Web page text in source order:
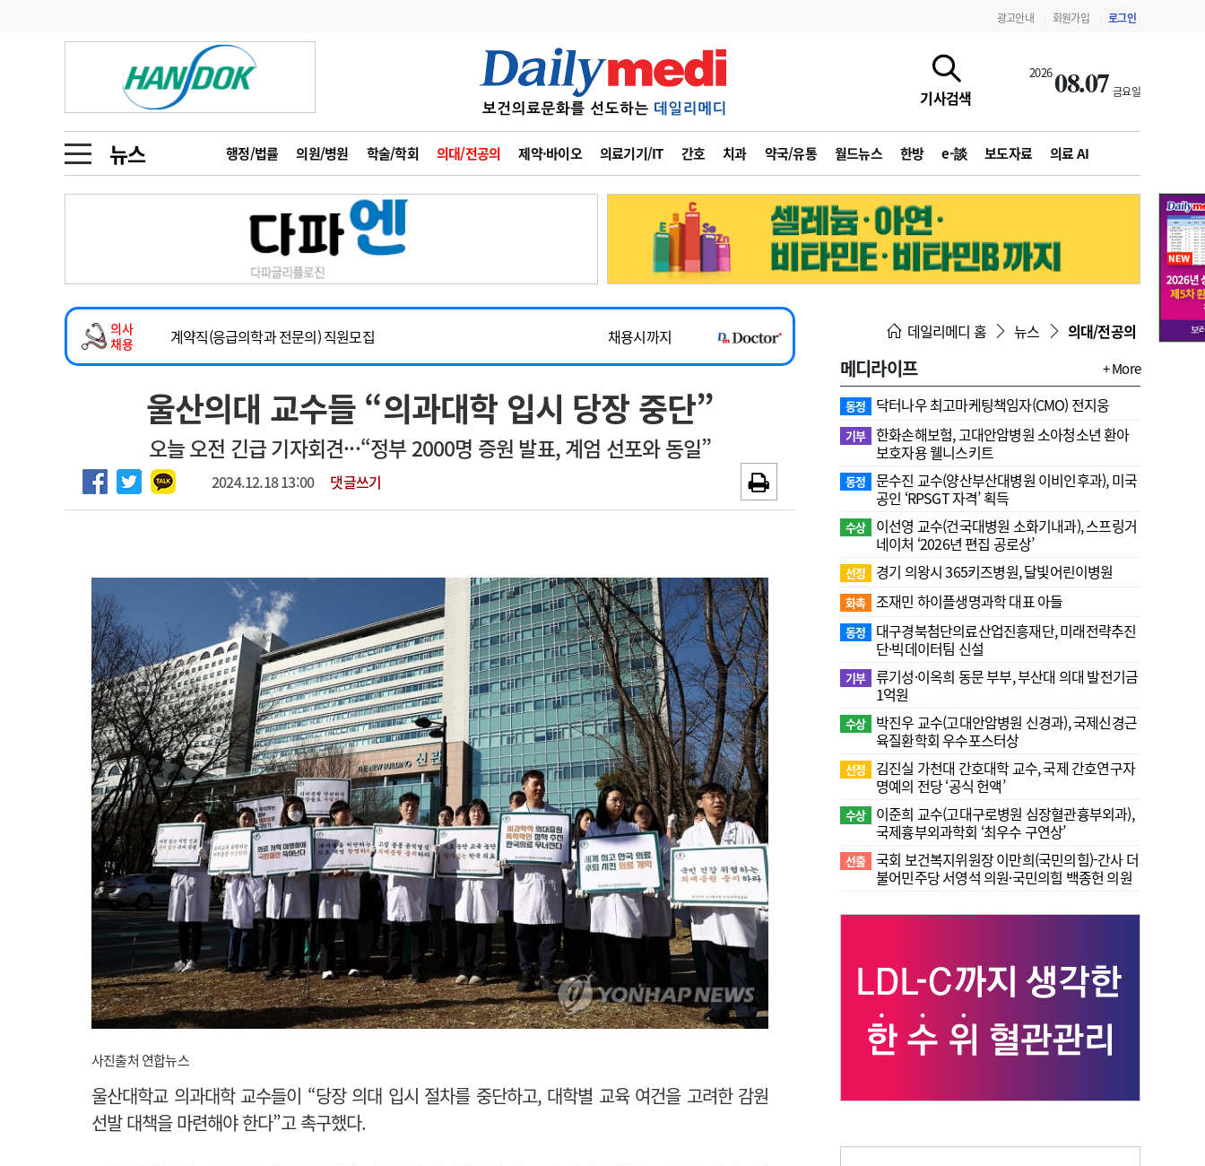
광고안내 회원가입 로그인
기사검색
202608.07 금요일
뉴스 행정/법률 의원/병원 학술/학회 의대/전공의 제약·바이오 의료기기/IT 간호 치과 약국/유통 월드뉴스 한방 e-談 보도자료 의료 AI
금주의 검색어
1
의사인력 수급 추계
2
성분명 처방
3
AI의료
4
전공의 모집 결과
6
관리급여 실시
지필공 지원책
수련환경 개선
의과대학 입시
인사 사고
오피니언 수첩
인물 초대석 피플
동영상뉴스
포토뉴스
메디 Hospital 지역병원 중소병원
인포메이션 행정처분 판례 정책/통계 공시 지침·기준·평가 약제급여 심사 결과
회사소개 법적고지 광고안내
의사
채용
2026년 하반기 인턴 모집
~2026-08-31
마취통증의학과 임기제 임상의사 채용
채용시까지
계약직(응급의학과 전문의) 직원모집
채용시까지
하반기 전공의(레지던트1년차) 모집
~2026-08-15
2026년 하반기 인턴 모집
~2026-08-31
마취통증의학과 임기제 임상의사 채용
채용시까지
울산의대 교수들 “의과대학 입시 당장 중단”
오늘 오전 긴급 기자회견···“정부 2000명 증원 발표, 계엄 선포와 동일”
2024.12.18 13:00 댓글쓰기
사진출처 연합뉴스
울산대학교 의과대학 교수들이 “당장 의대 입시 절차를 중단하고, 대학별 교육 여건을 고려한 감원
선발 대책을 마련해야 한다”고 촉구했다.
데일리메디 홈 뉴스 의대/전공의
메디라이프 + More
동정 닥터나우 최고마케팅책임자(CMO) 전지웅
기부 한화손해보험, 고대안암병원 소아청소년 환아
보호자용 웰니스키트
동정
문수진 교수( 양산부산대병원 이비인후과), 미국
공인 ‘RPSGT 자격’ 획득
수상
이선영 교수(건국대병원 소화기내과), 스프링거
네이처 ‘2026년 편집 공로상’
선정 경기 의왕시 365키즈병원, 달빛어린이병원
화촉 조재민 하이플생명과학 대표 아들
동정
대구경북첨단의료산업진흥재단, 미래전략추진
단·빅데이터팀 신설
기부 류기성·이옥희 동문 부부, 부산대 의대 발전기금
1억원
수상
박진우 교수(고대안암병원 신경과), 국제신경근
육질환학회 우수포스터상
선정
김진실 가천대 간호대학 교수, 국제 간호연구자
명예의 전당 ‘공식 헌액’
수상
이준희 교수(고대구로병원 심장혈관흉부외과),
국제흉부외과학회 ‘최우수 구연상’
선출 국회 보건복지위원장 이만희(국민의힘)-간사 더
불어민주당 서영석 의원·국민의힘 백종헌 의원